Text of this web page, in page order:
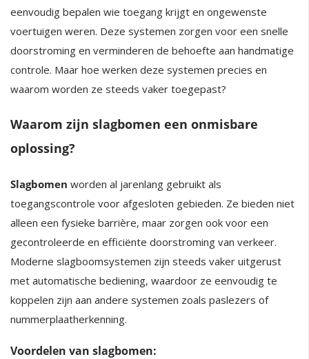
eenvoudig bepalen wie toegang krijgt en ongewenste
voertuigen weren. Deze systemen zorgen voor een snelle
doorstroming en verminderen de behoefte aan handmatige
controle. Maar hoe werken deze systemen precies en
waarom worden ze steeds vaker toegepast?
Waarom zijn slagbomen een onmisbare
oplossing?
Slagbomen worden al jarenlang gebruikt als
toegangscontrole voor afgesloten gebieden. Ze bieden niet
alleen een fysieke barrière, maar zorgen ook voor een
gecontroleerde en efficiënte doorstroming van verkeer.
Moderne slagboomsystemen zijn steeds vaker uitgerust
met automatische bediening, waardoor ze eenvoudig te
koppelen zijn aan andere systemen zoals paslezers of
nummerplaatherkenning.
Voordelen van slagbomen: